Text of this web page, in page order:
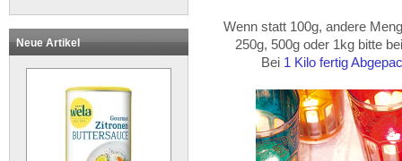
Neue Artikel
Wenn statt 100g, andere
250g, 500g oder 1kg bitte
Bei 1 Kilo fertig